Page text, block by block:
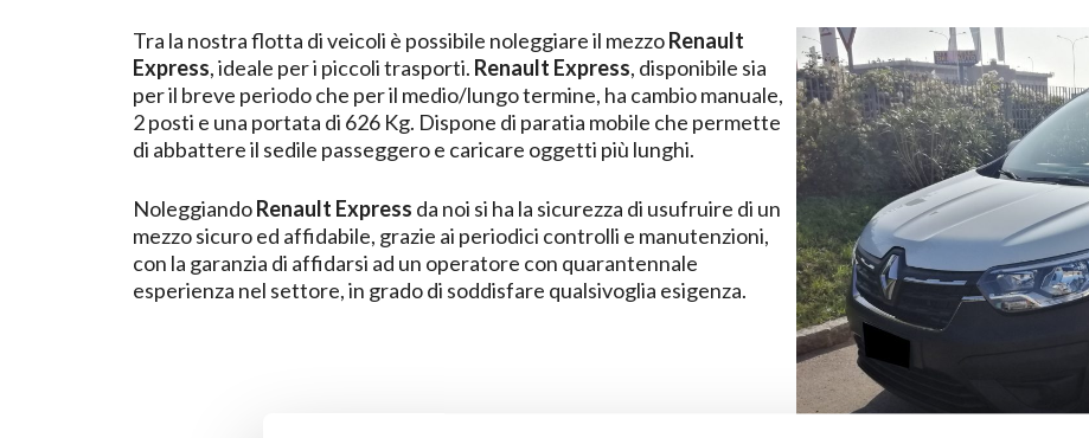
Tra la nostra flotta di veicoli è possibile noleggiare il mezzoRenault
Express, ideale per i piccoli trasporti. Renault Express, disponibile sia
per il breve periodo che per il medio/lungo termine, ha cambio manuale,
2 posti e una portata di 626 Kg. Dispone di paratia mobile che permette
di abbattere il sedile passeggero e caricare oggetti più lunghi.
NoleggiandoRenault Express da noi si ha la sicurezza di usufruire di un
mezzo sicuro ed affidabile, grazie ai periodici controlli e manutenzioni,
con la garanzia di affidarsi ad un operatore con quarantennale
esperienza nel settore, in grado di soddisfare qualsivoglia esigenza.